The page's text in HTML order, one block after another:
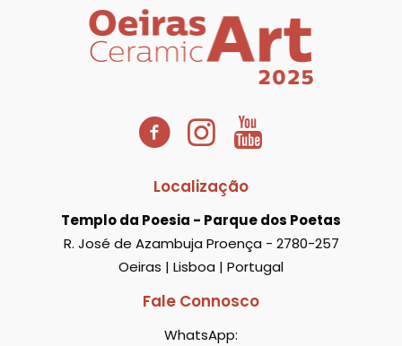
Localização
Templo da Poesia - Parque dos Poetas
R. José de Azambuja Proença - 2780-257
Oeiras | Lisboa | Portugal
Fale Connosco
WhatsApp: